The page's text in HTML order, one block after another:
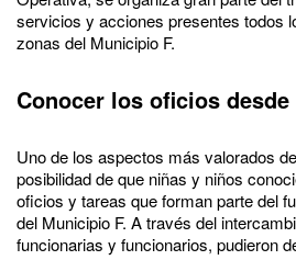
servicios y acciones presentes todos
zonas del Municipio F.
Conocer los oficios
Uno de los aspectos más valorados
posibilidad de que niñas y niños
oficios y tareas que forman parte del
del Municipio F. A través del
funcionarias y funcionarios, pudieron